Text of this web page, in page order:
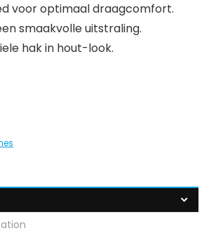
voor optimaal draagcomfort.
smaakvolle uitstraling.
hak in hout-look.